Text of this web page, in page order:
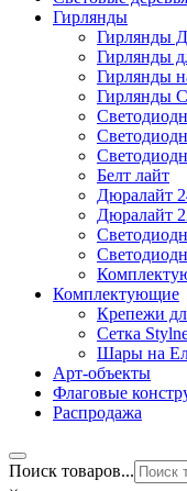
Гирлянды
Гирлянды
Гирлянды
Гирлянды
Гирлянды
Белт лайт
Дюралайт
Дюралайт
Комплектующие
Крепежи
Сетка
Шары на
Арт-объекты
Флаговые
Распродажа
Поиск товаров...